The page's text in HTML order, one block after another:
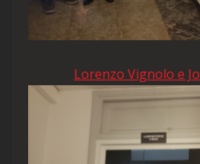
Lorenzo Vignolo e